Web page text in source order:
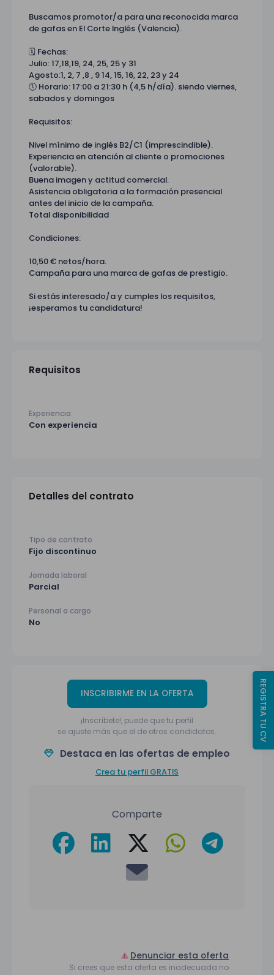
Buscamos promotor/a para una reconocida marca
de gafas en El Corte Inglés (Valencia).
🗓️ Fechas:
Julio: 17,18,19, 24, 25, 25 y 31
Agosto:1, 2, 7 ,8 , 9 14, 15, 16, 22, 23 y 24
🕔 Horario: 17:00 a 21:30 h (4,5 h/día). siendo viernes,
sabados y domingos
Requisitos:
Nivel mínimo de inglés B2/C1 (imprescindible).
Experiencia en atención al cliente o promociones
(valorable).
Buena imagen y actitud comercial.
Asistencia obligatoria a la formación presencial
antes del inicio de la campaña.
Total disponibilidad
Condiciones:
10,50 € netos/hora.
Campaña para una marca de gafas de prestigio.
Si estás interesado/a y cumples los requisitos,
¡esperamos tu candidatura!
Requisitos
Experiencia
Con experiencia
Detalles del contrato
Tipo de contrato
Fijo discontinuo
Jornada laboral
Parcial
Personal a cargo
No
INSCRIBIRME EN LA OFERTA
¡Inscríbete!, puede que tu perfil
se ajuste más que el de otros candidatos.
Destaca en las ofertas de empleo
Crea tu perfil GRATIS
Comparte
Denunciar esta oferta
Si crees que esta oferta es inadecuada no
REGISTRA TU CV